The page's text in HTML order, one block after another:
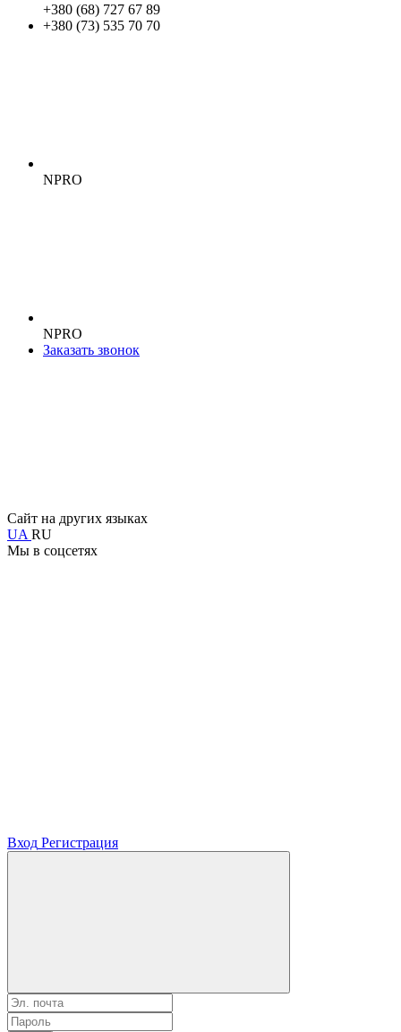
+380 (68) 727 67 89
+380 (73) 535 70 70
NPRO
NPRO
Заказать звонок
Сайт на других языках
UA RU
Мы в соцсетях
Вход Регистрация